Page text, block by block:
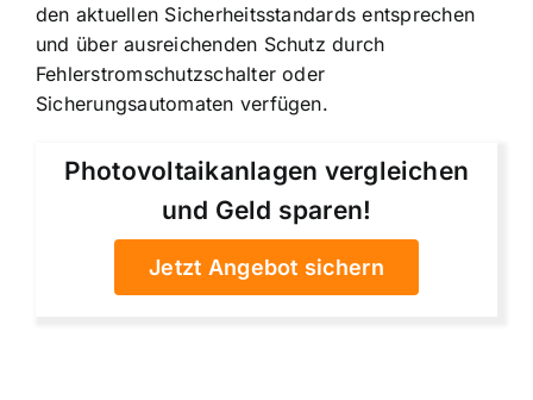
den aktuellen Sicherheitsstandards entsprechen
und über ausreichenden Schutz durch
Fehlerstromschutzschalter oder
Sicherungsautomaten verfügen.
Photovoltaikanlagen vergleichen
und Geld sparen!
Jetzt Angebot sichern